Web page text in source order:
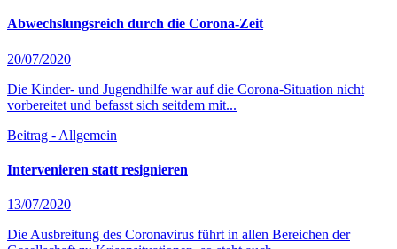
Abwechslungsreich durch die Corona-Zeit
20/07/2020
Die Kinder- und Jugendhilfe war auf die Corona-Situation nicht
vorbereitet und befasst sich seitdem mit...
Beitrag - Allgemein
Intervenieren statt resignieren
13/07/2020
Die Ausbreitung des Coronavirus führt in allen Bereichen der